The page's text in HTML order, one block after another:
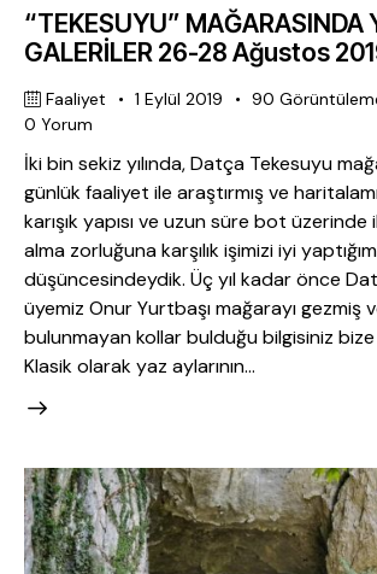
“TEKESUYU” MAĞARASINDA
GALERİLER 26-28 Ağustos
Faaliyet 1 Eylül 2019 90
0 Yorum
İki bin sekiz yılında, Datça Tekesuyu
günlük faaliyet ile araştırmış ve
karışık yapısı ve uzun süre bot
alma zorluğuna karşılık işimizi iyi
düşüncesindeydik. Üç yıl kadar önce
üyemiz Onur Yurtbaşı mağarayı gezmiş
bulunmayan kollar bulduğu bilgisiniz bize
Klasik olarak yaz aylarının…